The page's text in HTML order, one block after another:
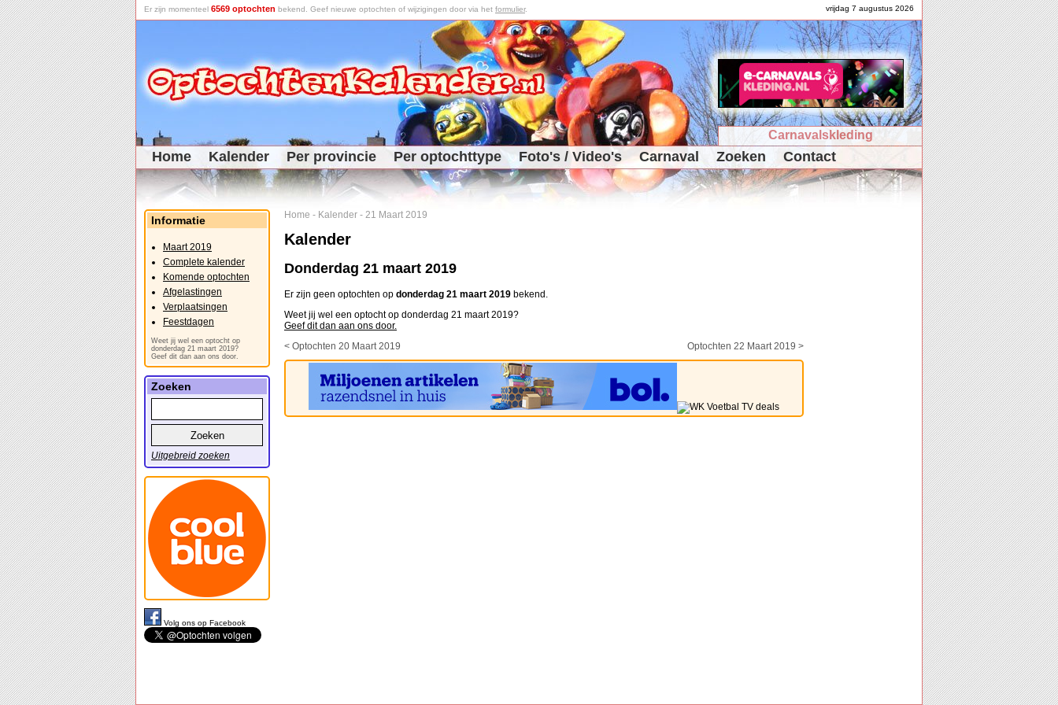
vrijdag 7 augustus 2026
Er zijn momenteel 6569 optochten bekend. Geef nieuwe optochten of wijzigingen door via het formulier.
Carnavalskleding
Home Kalender Per provincie Per optochttype Foto's / Video's Carnaval Zoeken Contact
Home - Kalender - 21 Maart 2019
Kalender
Donderdag 21 maart 2019
Er zijn geen optochten op donderdag 21 maart 2019 bekend.
Weet jij wel een optocht op donderdag 21 maart 2019?
Geef dit dan aan ons door.
< Optochten 20 Maart 2019
Optochten 22 Maart 2019 >
Informatie
Maart 2019
Complete kalender
Komende optochten
Afgelastingen
Verplaatsingen
Feestdagen
Weet jij wel een optocht op
donderdag 21 maart 2019?
Geef dit dan aan ons door.
Zoeken
Uitgebreid zoeken
Volg ons op Facebook